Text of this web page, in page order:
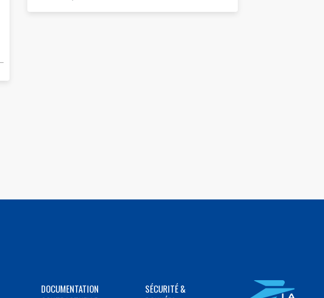
DOCUMENTATION
SÉCURITÉ &